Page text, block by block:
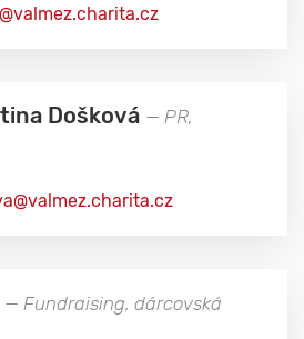
Došková — PR,
— Fundraising, dárcovská